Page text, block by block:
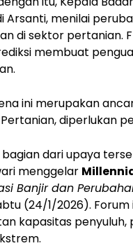
Arsanti, menilai
di sektor pertanian.
membuat
ini merupakan
diperlukan
bagian dari upaya
menggelar
Banjir dan
(24/1/2026).
kapasitas